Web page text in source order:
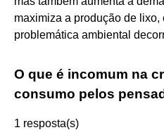
maximiza a produção de
problemática ambiental
O que é incomum na
consumo pelos
1 resposta(s)